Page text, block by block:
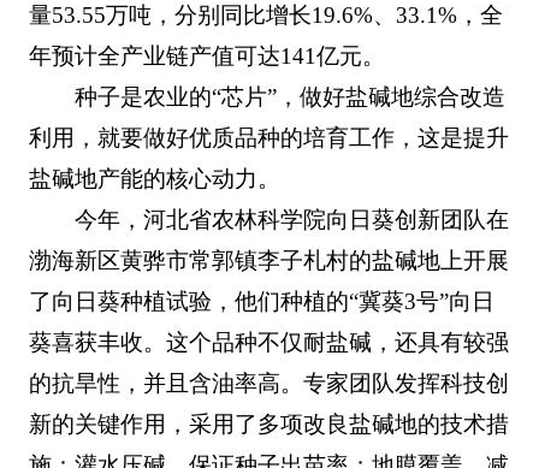
量53.55万吨，分别同比增长19.6%、33.1%，全
年预计全产业链产值可达141亿元。
种子是农业的“芯片”，做好盐碱地综合改造
利用，就要做好优质品种的培育工作，这是提升
盐碱地产能的核心动力。
今年，河北省农林科学院向日葵创新团队在
渤海新区黄骅市常郭镇李子札村的盐碱地上开展
了向日葵种植试验，他们种植的“冀葵3号”向日
葵喜获丰收。这个品种不仅耐盐碱，还具有较强
的抗旱性，并且含油率高。专家团队发挥科技创
新的关键作用，采用了多项改良盐碱地的技术措